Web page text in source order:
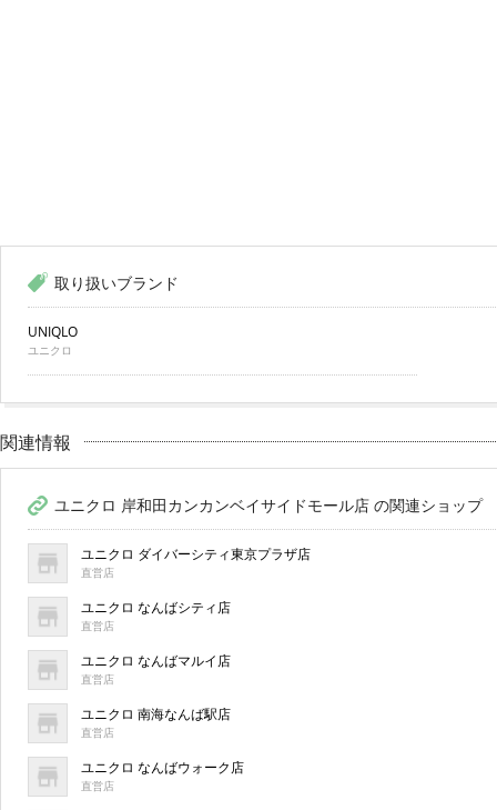
取り扱いブランド
UNIQLO
ユニクロ
関連情報
ユニクロ 岸和田カンカンベイサイドモール店 の関連ショップ
ユニクロ ダイバーシティ東京プラザ店
直営店
ユニクロ なんばシティ店
直営店
ユニクロ なんばマルイ店
直営店
ユニクロ 南海なんば駅店
直営店
ユニクロ なんばウォーク店
直営店